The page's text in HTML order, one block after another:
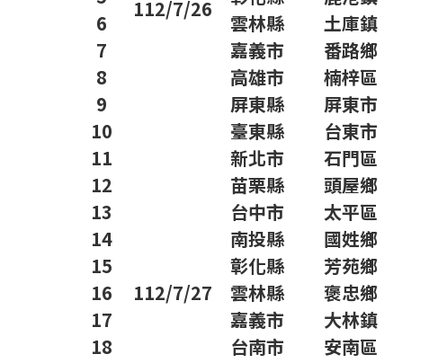
112/7/26
6
雲林縣
土庫鎮
7
嘉義市
番路鄉
8
高雄市
楠梓區
9
屏東縣
屏東市
10
臺東縣
台東市
11
112/7/27
新北市
石門區
12
苗栗縣
頭屋鄉
13
台中市
太平區
14
南投縣
國姓鄉
15
彰化縣
芳苑鄉
16
雲林縣
褒忠鄉
17
嘉義市
大林鎮
18
台南市
安南區